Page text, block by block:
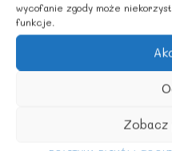
wycofanie zgody może
funkcje.
Podobne produkty